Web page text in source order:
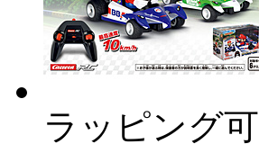
ラッピング可